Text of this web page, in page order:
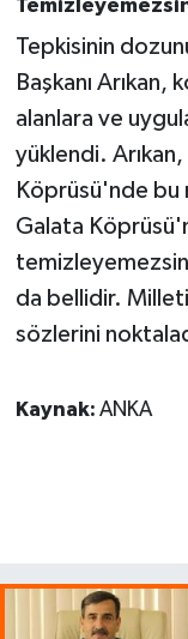
Tepkisinin
Başkanı Arıkan,
alanlara ve
yüklendi.
Köprüsü'nde bu
Galata
da bellidir.
sözlerini
Kaynak: ANKA